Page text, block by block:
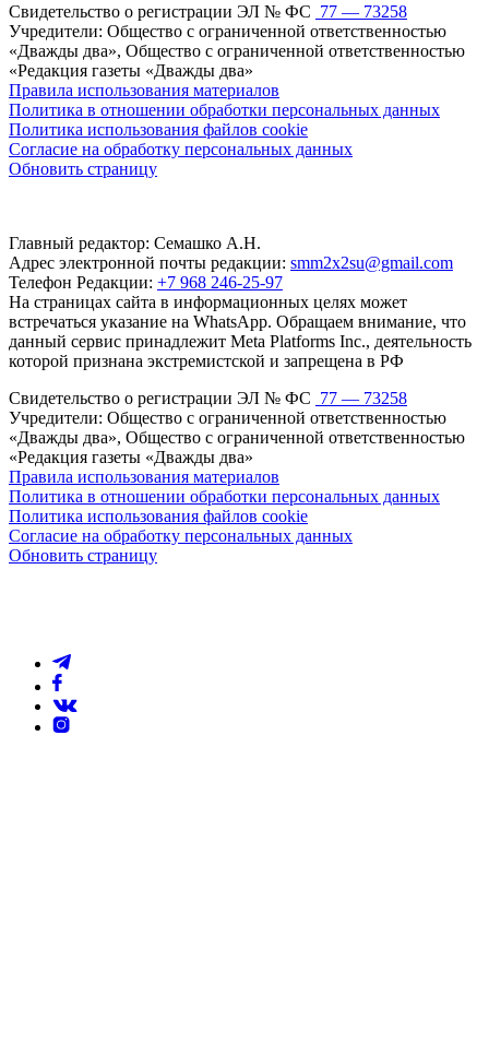
Свидетельство о регистрации ЭЛ № ФС 77 — 73258
Учредители: Общество с ограниченной ответственностью
«Дважды два», Общество с ограниченной ответственностью
«Редакция газеты «Дважды два»
Правила использования материалов
Политика в отношении обработки персональных данных
Политика использования файлов cookie
Согласие на обработку персональных данных
Обновить страницу
Главный редактор: Семашко А.Н.
Адрес электронной почты редакции: smm2x2su@gmail.com
Телефон Редакции: +7 968 246-25-97
На страницах сайта в информационных целях может
встречаться указание на WhatsApp. Обращаем внимание, что
данный сервис принадлежит Meta Platforms Inc., деятельность
которой признана экстремистской и запрещена в РФ
Свидетельство о регистрации ЭЛ № ФС 77 — 73258
Учредители: Общество с ограниченной ответственностью
«Дважды два», Общество с ограниченной ответственностью
«Редакция газеты «Дважды два»
Правила использования материалов
Политика в отношении обработки персональных данных
Политика использования файлов cookie
Согласие на обработку персональных данных
Обновить страницу